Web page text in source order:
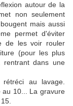
autour de la
non seulement
mais aussi
permet d'éviter
de les voir rouler
(pour les plus
rentrant dans une
au lavage.
au 10... La gravure